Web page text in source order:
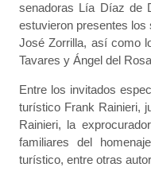
senadoras Lía Díaz de
estuvieron presentes los
José Zorrilla, así como
Tavares y Ángel del
Entre los invitados
turístico Frank Rainieri,
Rainieri, la
familiares del
turístico, entre otras